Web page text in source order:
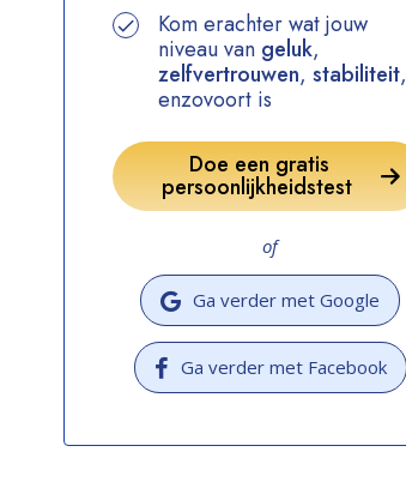
Kom erachter wat jouw
niveau van geluk,
zelfvertrouwen, stabiliteit,
enzovoort is
Doe een gratis
persoonlijkheidstest
of
Ga verder met Google
Ga verder met Facebook